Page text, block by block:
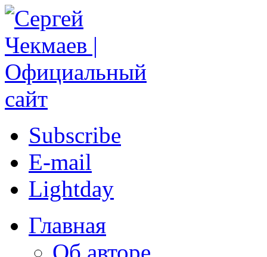
Subscribe
E-mail
Lightday
Главная